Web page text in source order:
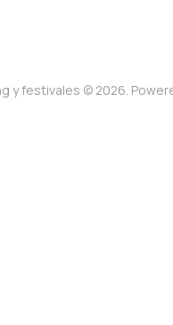
y festivales © 2026.